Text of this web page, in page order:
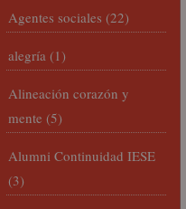
Agentes sociales (22)
alegría (1)
Alineación corazón y
mente (5)
Alumni Continuidad IESE
(3)